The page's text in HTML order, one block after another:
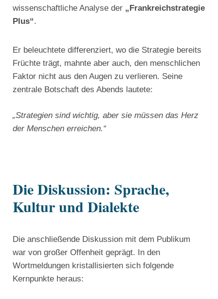
wissenschaftliche Analyse der „Frankreichstrategie
Plus“.
Er beleuchtete differenziert, wo die Strategie bereits
Früchte trägt, mahnte aber auch, den menschlichen
Faktor nicht aus den Augen zu verlieren. Seine
zentrale Botschaft des Abends lautete:
„Strategien sind wichtig, aber sie müssen das Herz
der Menschen erreichen.“
Die Diskussion: Sprache,
Kultur und Dialekte
Die anschließende Diskussion mit dem Publikum
war von großer Offenheit geprägt. In den
Wortmeldungen kristallisierten sich folgende
Kernpunkte heraus: